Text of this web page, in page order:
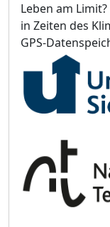
Leben am Limit?
in Zeiten des
GPS-